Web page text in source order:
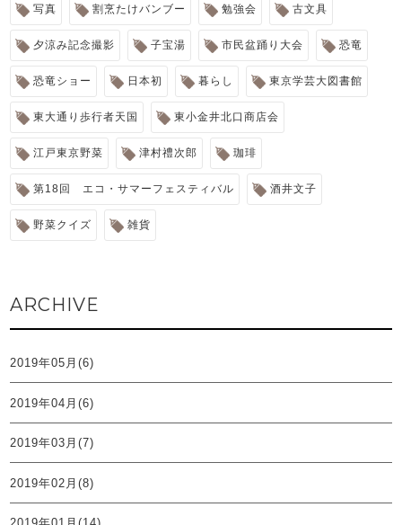
写真 割烹たけバンブー 勉強会 古文具
夕涼み記念撮影 子宝湯 市民盆踊り大会 恐竜
恐竜ショー 日本初 暮らし 東京学芸大図書館
東大通り歩行者天国 東小金井北口商店会
江戸東京野菜 津村禮次郎 珈琲
第18回 エコ・サマーフェスティバル 酒井文子
野菜クイズ 雑貨
ARCHIVE
2019年05月(6)
2019年04月(6)
2019年03月(7)
2019年02月(8)